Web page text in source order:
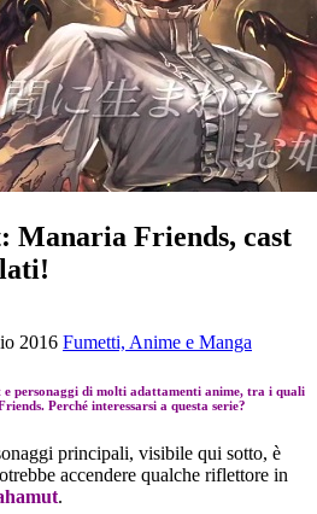
Manaria Friends, cast
2016 Fumetti, Anime e Manga
e personaggi di molti adattamenti anime, tra i quali
Perché interessarsi a questa serie?
principali, visibile qui sotto, è
accendere qualche riflettore in
.